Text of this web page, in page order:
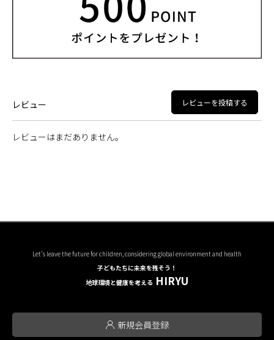
レビュー レビューを投稿する
レビューはまだありません。
Let's leave the future for children, considering global environment and health
子どもたちに未来を残そう！
地球環境と健康を考える HIRYU
新規会員登録